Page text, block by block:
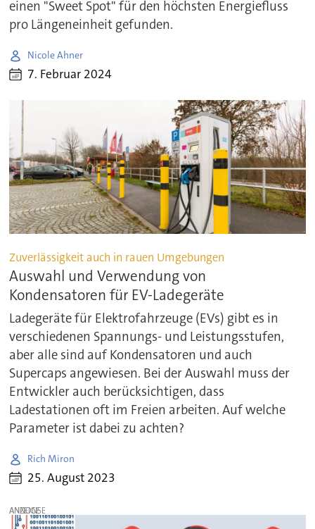
einen "Sweet Spot" für den höchsten Energiefluss
pro Längeneinheit gefunden.
Nicole Ahner
7. Februar 2024
Zuverlässigkeit auch in rauen Umgebungen
Auswahl und Verwendung von
Kondensatoren für EV-Ladegeräte
Ladegeräte für Elektrofahrzeuge (EVs) gibt es in
verschiedenen Spannungs- und Leistungsstufen,
aber alle sind auf Kondensatoren und auch
Supercaps angewiesen. Bei der Auswahl muss der
Entwickler auch berücksichtigen, dass
Ladestationen oft im Freien arbeiten. Auf welche
Parameter ist dabei zu achten?
Rich Miron
25. August 2023
ANZEIGE